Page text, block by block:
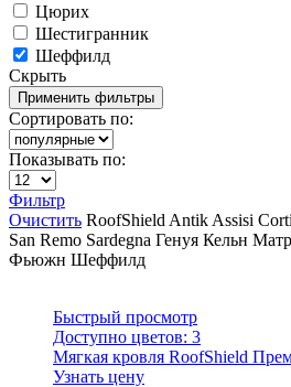
Цюрих
Шестигранник
Шеффилд
Скрыть
Сортировать по:
Показывать по:
Фильтр
Очистить RoofShield Antik Assisi
San Remo Sardegna Генуя Кельн
Фьюжн Шеффилд
Быстрый просмотр
Доступно цветов: 3
Мягкая кровля RoofShield
Узнать цену